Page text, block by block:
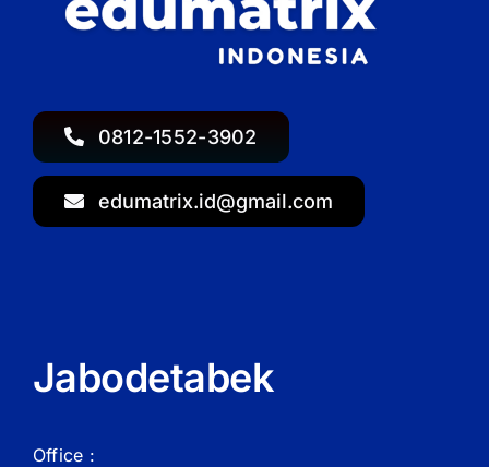
0812-1552-3902
edumatrix.id@gmail.com
Jabodetabek
Office :